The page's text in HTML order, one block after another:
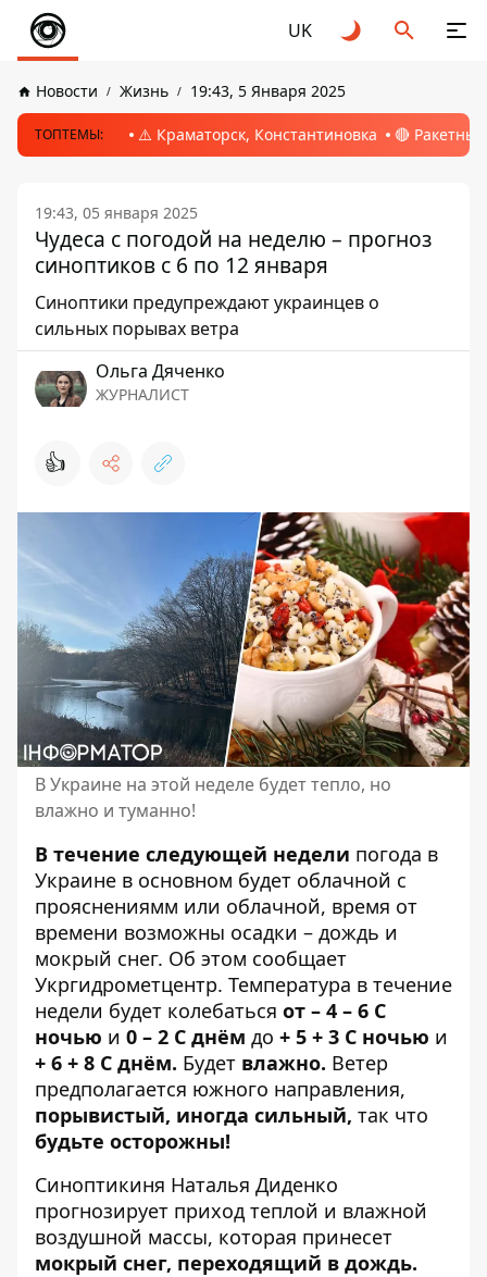
UK
Новости Жизнь 19:43, 5 Января 2025
ТОПТЕМЫ: ⚠️ Краматорск, Константиновка 🔴
19:43, 05 января 2025
Чудеса с погодой на неделю – прогноз
синоптиков с 6 по 12 января
Синоптики предупреждают украинцев о
сильных порывах ветра
Ольга Дяченко
ЖУРНАЛИСТ
👍
В Украине на этой неделе будет тепло, но
влажно и туманно!
В течение следующей недели погода в
Украине в основном будет облачной с
прояснениямм или облачной, время от
времени возможны осадки – дождь и
мокрый снег. Об этом сообщает
Укргидрометцентр. Температура в течение
недели будет колебаться от – 4 – 6 С
ночью и 0 – 2 С днём ​​ до + 5 + 3 С ночью и
+ 6 + 8 С днём. Будет влажно. Ветер
предполагается южного направления,
порывистый, иногда сильный, так что
будьте осторожны!
Синоптикиня Наталья Диденко
прогнозирует приход теплой и влажной
воздушной массы, которая принесет
мокрый снег, переходящий в дождь.